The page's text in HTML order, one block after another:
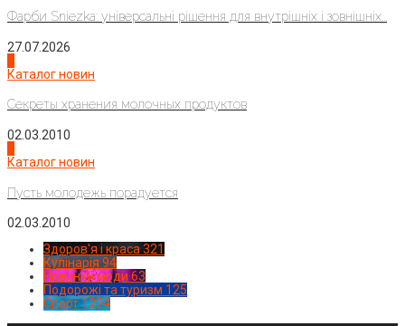
Фарби Sniezka: універсальні рішення для внутрішніх і зовнішніх...
27.07.2026
Каталог новин
Секреты хранения молочных продуктов
02.03.2010
Каталог новин
Пусть молодежь порадуется
02.03.2010
Здоров'я і краса 321
Кулінарія 94
Новинки моди 63
Подорожі та туризм 125
Спорт1224